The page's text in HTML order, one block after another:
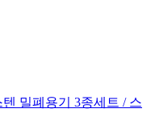
밀폐용기 3종세트 / 스